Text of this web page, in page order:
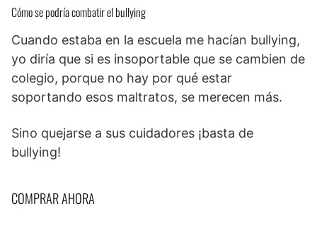
Cómo se podría combatir el bullying
Cuando estaba en la escuela me hacían bullying,
yo diría que si es insoportable que se cambien de
colegio, porque no hay por qué estar
soportando esos maltratos, se merecen más.
Sino quejarse a sus cuidadores ¡basta de
bullying!
COMPRAR AHORA